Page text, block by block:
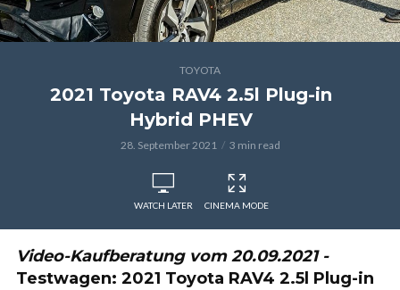
TOYOTA
2021 Toyota RAV4 2.5l Plug-in
Hybrid PHEV
28. September 2021 3 min read
WATCH LATER CINEMA MODE
Video-Kaufberatung vom 20.09.2021 -
Testwagen: 2021 Toyota RAV4 2.5l Plug-in